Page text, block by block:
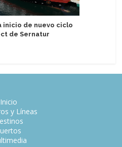
inicio de nuevo ciclo
de Sernatur
Inicio
y Líneas